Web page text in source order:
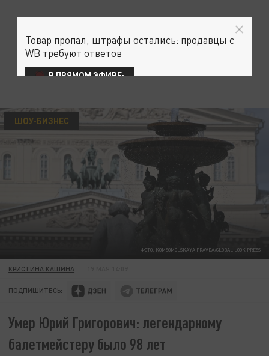
ФОТО: KOMSOMOLSKAYA PRAVDA/GLOBAL LOOK PRESS
ШОУ-БИЗНЕС
КРИСТИНА КАШИНА
ПОДПИШИТЕСЬ:
Умер Юрий Григорович: легендарному
балетмейстеру было 98 лет
Товар пропал, штрафы остались: продавцы с
WB требуют ответов
В ПРЯМОМ ЭФИРЕ: